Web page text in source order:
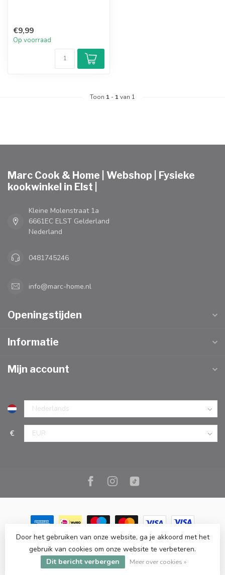
€9,99
Op voorraad
Toon 1 - 1van 1
Marc Cook & Home | Webshop | Fysieke
kookwinkel in Elst |
Kleine Molenstraat 1a
6661EC ELST Gelderland
Nederland
0481745246
info@marc-home.nl
Openingstijden
Informatie
Mijn account
€
© Copyright 2026 Marc Cook & Home | Webshop | Fysieke
kookwinkel in Elst |- Powered byLightspeed-Lightspeed design
byDyvelopment
Door het gebruiken van onze website, ga je akkoord met het
gebruik van cookies om onze website te verbeteren.
Dit bericht verbergen
Meer over cookies »